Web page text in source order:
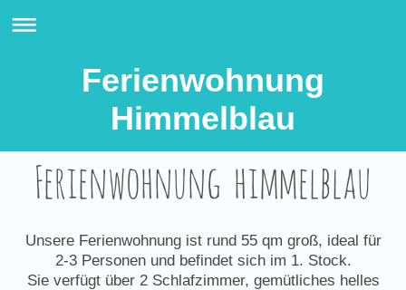
Ferienwohnung
Himmelblau
Ferienwohnung himmelblau
Unsere Ferienwohnung ist rund 55 qm groß, ideal für
2-3 Personen und befindet sich im 1. Stock.
Sie verfügt über 2 Schlafzimmer, gemütliches helles